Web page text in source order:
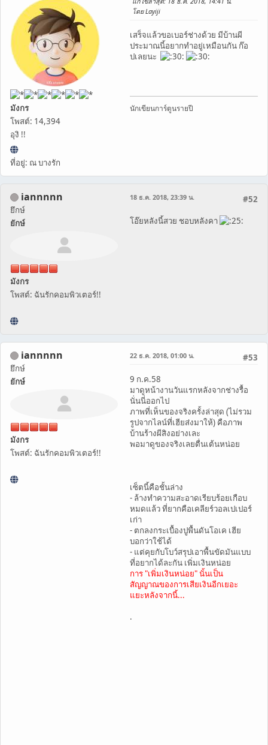
มังกร
โพสต์: 14,394
อุงิ !!
ที่อยู่: ณ บางรัก
โดย Layiji
เสร็จแล้วขอเบอร์ช่างด้วย มีบ้านผี
ประมาณนี้อยากทำอยู่เหมือนกัน ก๊อ
ปเลยนะ
นักเขียนการ์ตูนรายปี
iannnnn
ยึกษ์
ยักษ์
มังกร
โพสต์: ฉันรักคอมพิวเตอร์!!
#52
18 ธ.ค. 2018, 23:39 น.
โอ๊ยหลังนี้สวย ชอบหลังคา
iannnnn
ยึกษ์
ยักษ์
มังกร
โพสต์: ฉันรักคอมพิวเตอร์!!
#53
22 ธ.ค. 2018, 01:00 น.
9 ก.ค.58
มาดูหน้างานวันแรกหลังจากช่างรื้อ
นั่นนี่ออกไป
ภาพที่เห็นของจริงครั้งล่าสุด (ไม่รวม
รูปจากไลน์ที่เฮียส่งมาให้) คือภาพ
บ้านร้างผีสิงอย่างเละ
พอมาดูของจริงเลยตื่นเต้นหน่อย
เซ็ตนี้คือชั้นล่าง
- ล้างทำความสะอาดเรียบร้อยเกือบ
หมดแล้ว ที่ยากคือเคลียร์วอลเปเปอร์
เก่า
- ตกลงกระเบื้องปูพื้นดันโอเค เฮีย
บอกว่าใช้ได้
- แต่คุยกับโบว์สรุปเอาพื้นขัดมันแบบ
ที่อยากได้ละกัน เพิ่มเงินหน่อย
การ "เพิ่มเงินหน่อย" นั้นเป็น
สัญญาณของการเสียเงินอีกเยอะ
แยะหลังจากนี้...
.